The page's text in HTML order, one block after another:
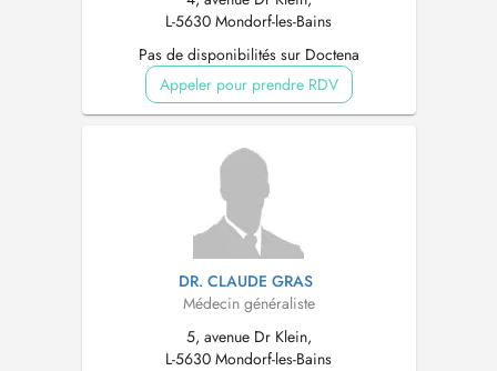
L-5630 Mondorf-les-Bains
Pas de disponibilités sur Doctena
Appeler pour prendre RDV
DR. CLAUDE GRAS
Médecin généraliste
5, avenue Dr Klein,
L-5630 Mondorf-les-Bains